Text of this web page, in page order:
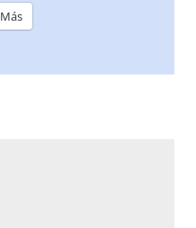
Más